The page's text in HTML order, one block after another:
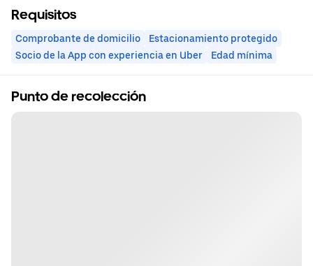
Requisitos
Comprobante de domicilio
Estacionamiento protegido
Socio de la App con experiencia en Uber
Edad mínima
Punto de recolección